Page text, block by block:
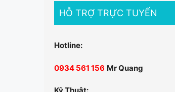
HỖ TRỢ TRỰC TUYẾN
Hotline:
0934 561 156 Mr Quang